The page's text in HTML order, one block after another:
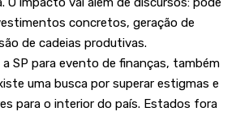
concretos, geração de
de cadeias produtivas.
a SP para evento de finanças, também
uma busca por superar estigmas e
para o interior do país. Estados fora